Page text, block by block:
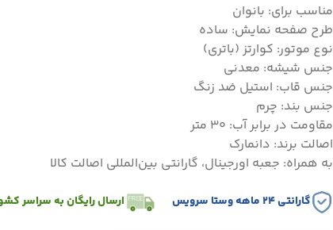
مناسب برای: بانوان
طرح صفحه نمایش: ساده
نوع موتور: کوارتز (باتری)
جنس شیشه: معدنی
جنس قاب: استیل ضد زنگ
جنس بند: چرم
مقاومت در برابر آب: 30 متر
اصالت برند: دانمارک
به همراه: جعبه اورجینال، گارانتی بین‌المللی اصالت کالا
گارانتی ۲۴ ماهه وستا سرویس ارسال رایگان به سراسر